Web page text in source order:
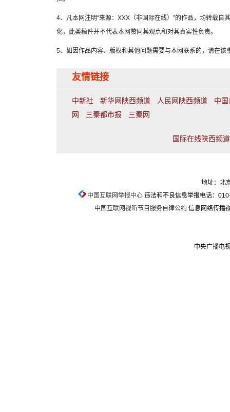
4、凡本网注明“来源：XXX（非国际在线）”的作品，均转载自
化，此类稿件并不代表本网赞同其观点和对其真实性负责。
5、如因作品内容、版权和其他问题需要与本网联系的，请在该
友情链接
中新社 新华网陕西频道 人民网陕西频道
中
网
三秦都市报 三秦网
国际在线陕西频
地址：北
中国互联网举报中心违法和不良信息举报电话：
中国互联网视听节目服务自律公约 信息网络传播
中央广播电